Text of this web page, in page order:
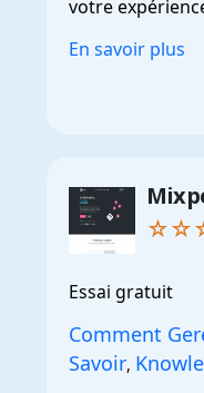
votre
En savoir plus
Essai gratuit
Comment
Savoir,